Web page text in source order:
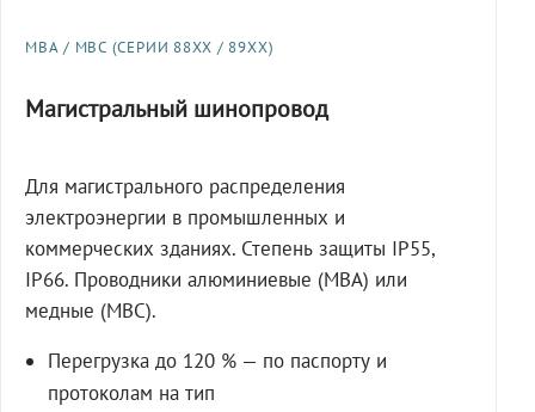
МВА / МВС (СЕРИИ 88XX / 89XX)
Магистральный шинопровод
Для магистрального распределения
электроэнергии в промышленных и
коммерческих зданиях. Степень защиты IP55,
IP66. Проводники алюминиевые (МВА) или
медные (МВС).
Перегрузка до 120 % — по паспорту и
протоколам на тип